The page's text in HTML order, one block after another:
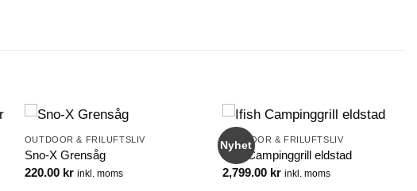
OUTDOOR & FRILUFTSLIV
Sno-X Grensåg
220.00 kr inkl. moms
Nyhet
OUTDOOR & FRILUFTSLIV
Ifish Campinggrill eldstad
2,799.00 kr inkl. moms